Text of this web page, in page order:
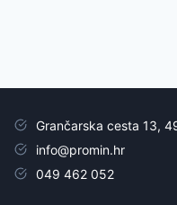
Grančarska cesta 13,
info@promin.hr
049 462 052